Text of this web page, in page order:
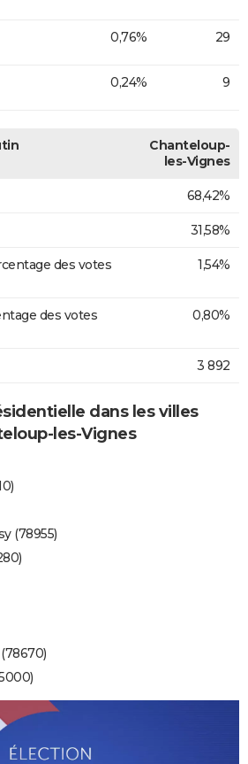
0,76% 29
0,24% 9
Chanteloup-
les-Vignes
68,42%
31,58%
des votes
1,54%
des votes
0,80%
3 892
dans les villes
les-Vignes
(78955)